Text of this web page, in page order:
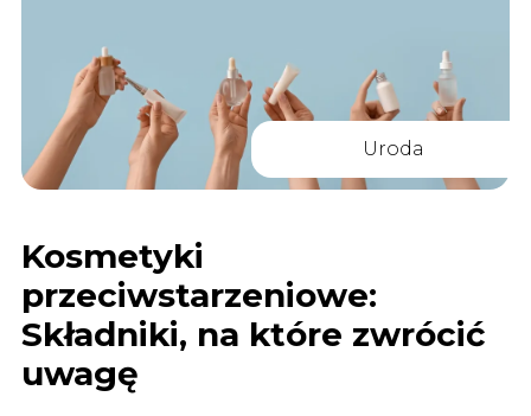
Uroda
Kosmetyki
przeciwstarzeniowe:
Składniki, na które zwrócić
uwagę